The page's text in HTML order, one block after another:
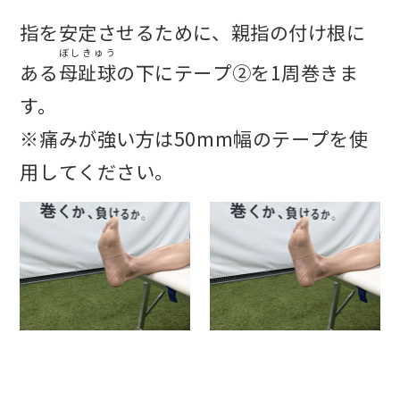
指を安定させるために、親指の付け根に
ある母趾球
ぼしきゅう
の下にテープ②を1周巻きま
す。
※痛みが強い方は50mm幅のテープを使
用してください。